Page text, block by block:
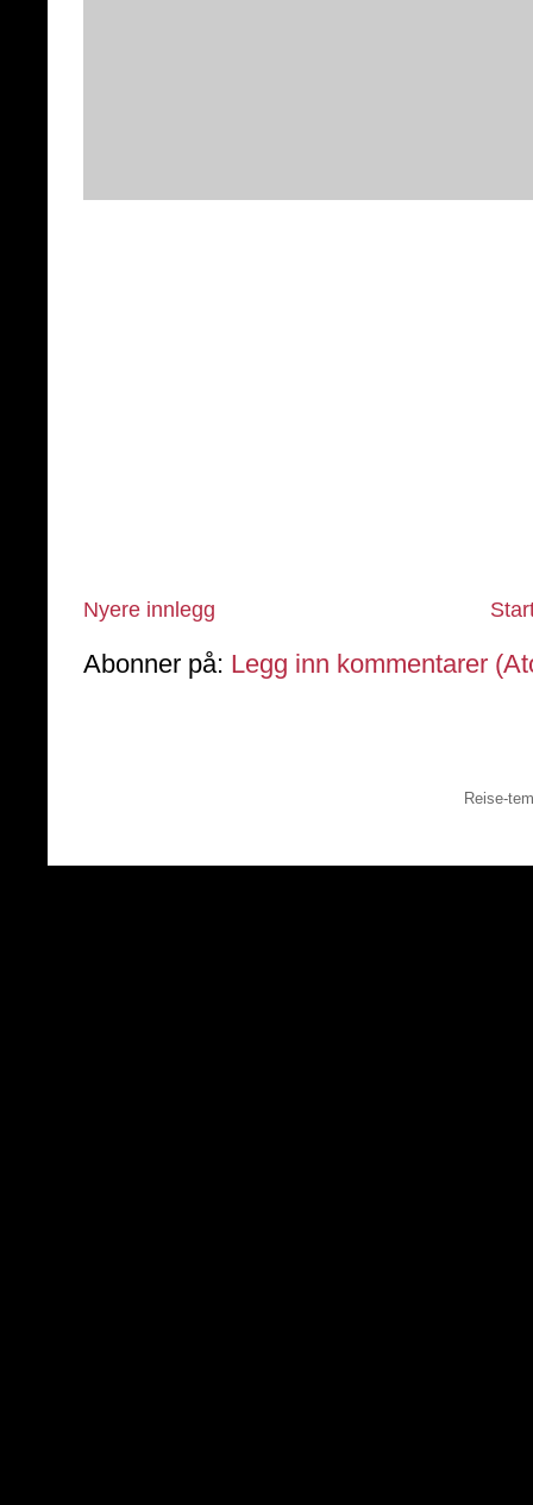
Nyere innlegg
Abonner på: Legg inn kommentarer
Reise-